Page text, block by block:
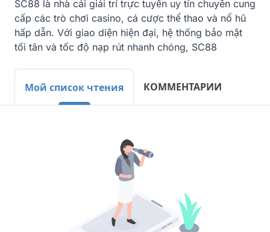
SC88 là nhà cái giải trí trực tuyến uy tín chuyên cung
cấp các trò chơi casino, cá cược thể thao và nổ hũ
hấp dẫn. Với giao diện hiện đại, hệ thống bảo mật
tối tân và tốc độ nạp rút nhanh chóng, SC88
Мой список чтения КОММЕНТАРИИ